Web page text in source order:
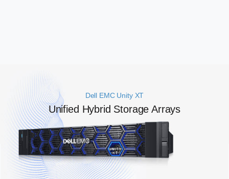
Dell EMC Unity XT
Unified Hybrid Storage Arrays